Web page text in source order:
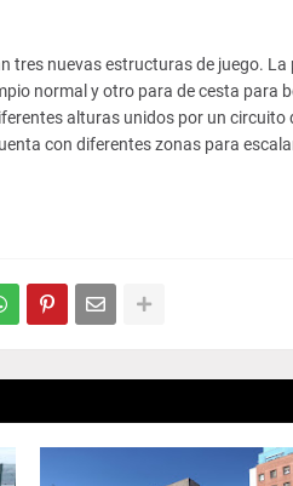
tres nuevas estructuras de juego.
normal y otro para de cesta para
alturas unidos por un
con diferentes zonas para